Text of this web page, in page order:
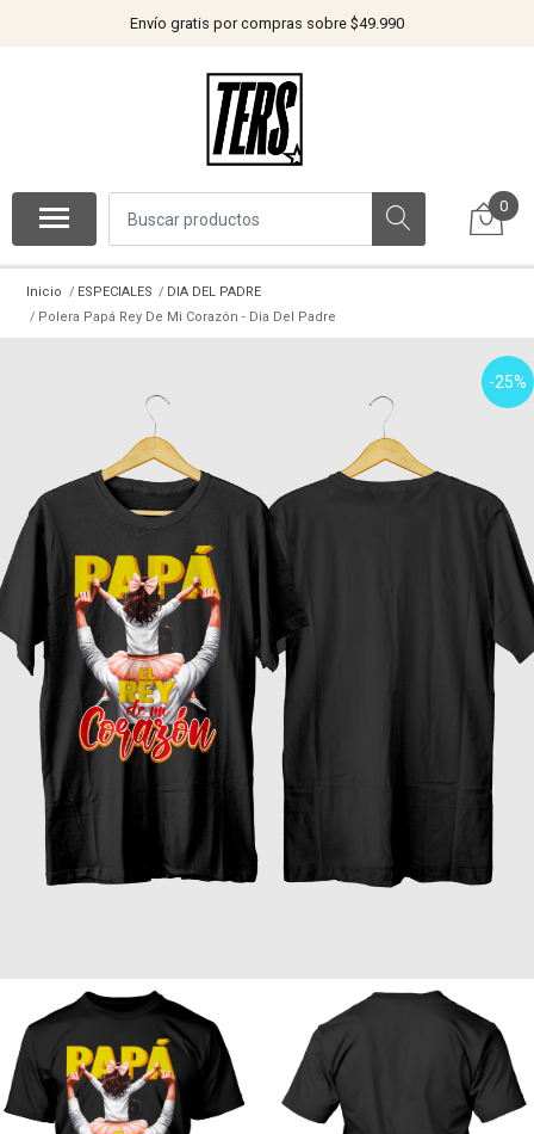
Envío gratis por compras sobre $49.990
0
Inicio ESPECIALES
DIA DEL PADRE
Polera Papá Rey De Mi Corazón - Dia Del Padre
-25%